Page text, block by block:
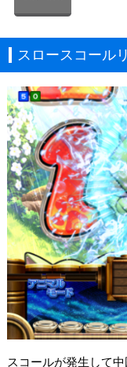
スロースコール
スコールが発生して